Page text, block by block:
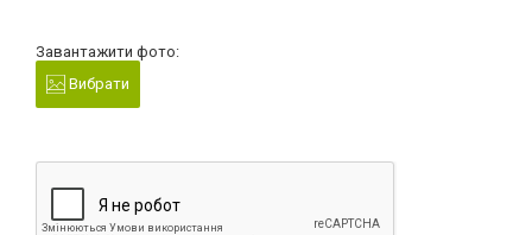
Завантажити фото:
Вибрати